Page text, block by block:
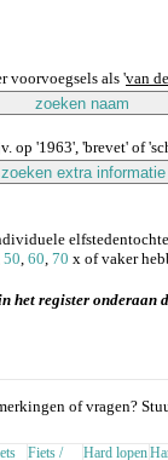
voorvoegsels als 'van
op '1963', 'brevet' of
50, 60, 70 x of vaker
het register onderaan
of vragen?
Fiets /
Hard lopen